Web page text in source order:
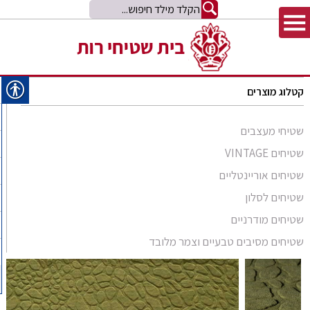
קטלוג מוצרים
שטיחי מעצבים
שטיחים VINTAGE
שטיחים אוריינטליים
סומק פרסי
סומק קווקזי
שטיח קילים
קילים אפגני
קילים הודי
שטיחי זיגלר
שטיחי משי
שטיחים לסלון
שטיחים מודרניים
Arabesque
Bliss
Comfort Shag
שטיחים מסיבים טבעיים וצמר מלובד
שטיחים מסיבים טבעיים
שטיחים מצמר מלובד